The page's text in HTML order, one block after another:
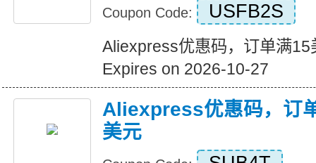
Coupon Code: USFB2S
Aliexpress优惠码，订单满15
Expires on 2026-10-27
Aliexpress优惠码，订
美元